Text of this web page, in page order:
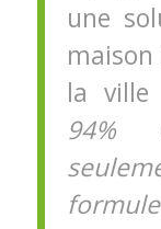
une
la ville
94%